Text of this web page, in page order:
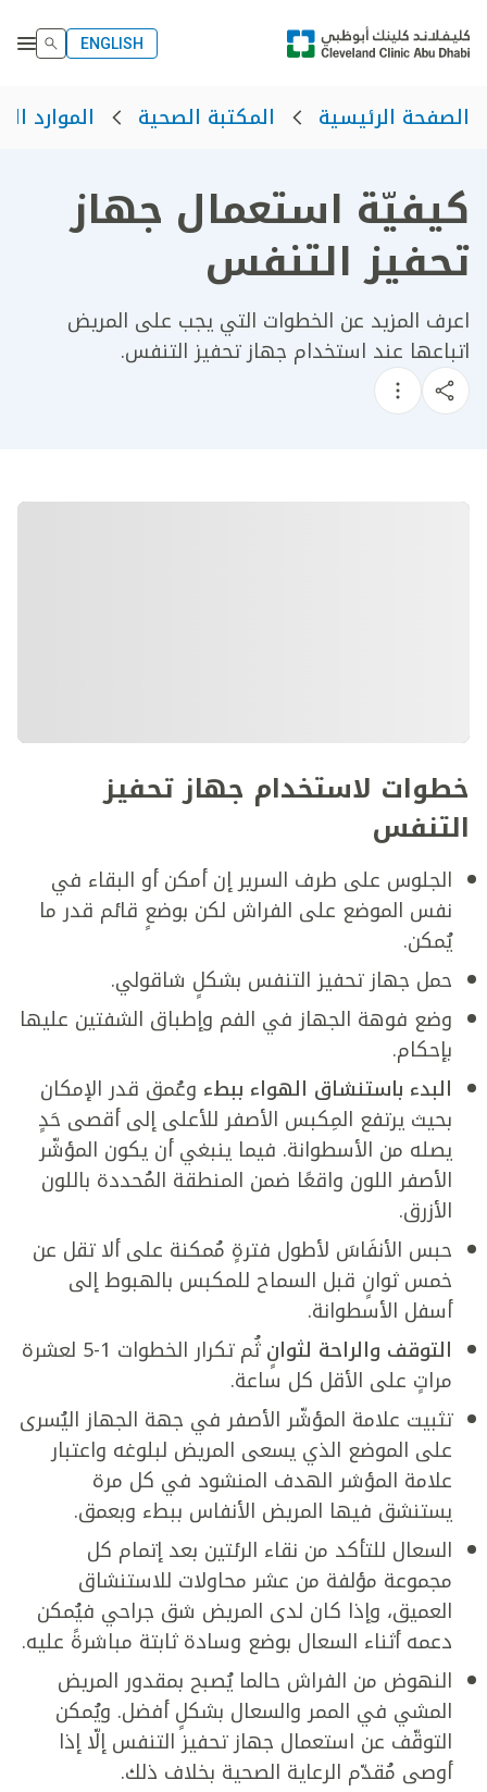
ENGLISH
الصفحة الرئيسية المكتبة الصحية الموارد
كيفيّة استعمال جهاز
تحفيز التنفس
اعرف المزيد عن الخطوات التي يجب على المريض
اتباعها عند استخدام جهاز تحفيز التنفس.
خطوات لاستخدام جهاز تحفيز
التنفس
الجلوس على طرف السرير إن أمكن أو البقاء في
نفس الموضع على الفراش لكن بوضعٍ قائم قدر ما
يُمكن.
حمل جهاز تحفيز التنفس بشكلٍ شاقولي.
وضع فوهة الجهاز في الفم وإطباق الشفتين عليها
بإحكام.
البدء باستنشاق الهواء ببطء وعُمق قدر الإمكان
بحيث يرتفع المِكبس الأصفر للأعلى إلى أقصى حَدٍ
يصله من الأسطوانة. فيما ينبغي أن يكون المؤشّر
الأصفر اللون واقعًا ضمن المنطقة المُحددة باللون
الأزرق.
حبس الأنفَاسَ لأطول فترةٍ مُمكنة على ألا تقل عن
خمس ثوانٍ قبل السماح للمكبس بالهبوط إلى
أسفل الأسطوانة.
التوقف والراحة لثوانٍ
ثُم تكرار الخطوات 1-5 لعشرة
مراتٍ على الأقل كل ساعة.
تثبيت علامة المؤشّر الأصفر في جهة الجهاز اليُسرى
على الموضع الذي يسعى المريض لبلوغه واعتبار
علامة المؤشر الهدف المنشود في كل مرة
يستنشق فيها المريض الأنفاس ببطء وبعمق.
السعال للتأكد من نقاء الرئتين بعد إتمام كل
مجموعة مؤلفة من عشر محاولات للاستنشاق
العميق، وإذا كان لدى المريض شق جراحي فيُمكن
دعمه أثناء السعال بوضع وسادة ثابتة مباشرةً عليه.
النهوض من الفراش حالما يُصبح بمقدور المريض
المشي في الممر والسعال بشكلٍ أفضل. ويُمكن
التوقّف عن استعمال جهاز تحفيز التنفس إلّا إذا
أوصى مُقدّم الرعاية الصحية بخلاف ذلك.